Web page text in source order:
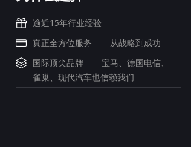
逾近15年行业经验
真正全方位服务——从战略到成功
国际顶尖品牌——宝马、德国电信、
雀巢、现代汽车也信赖我们